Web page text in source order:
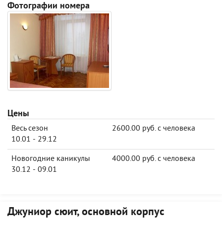
Фотографии номера
Цены
Весь сезон
10.01 - 29.12
2600.00 руб. с человека
Новогодние каникулы
30.12 - 09.01
4000.00 руб. с человека
Джуниор сюит, основной корпус